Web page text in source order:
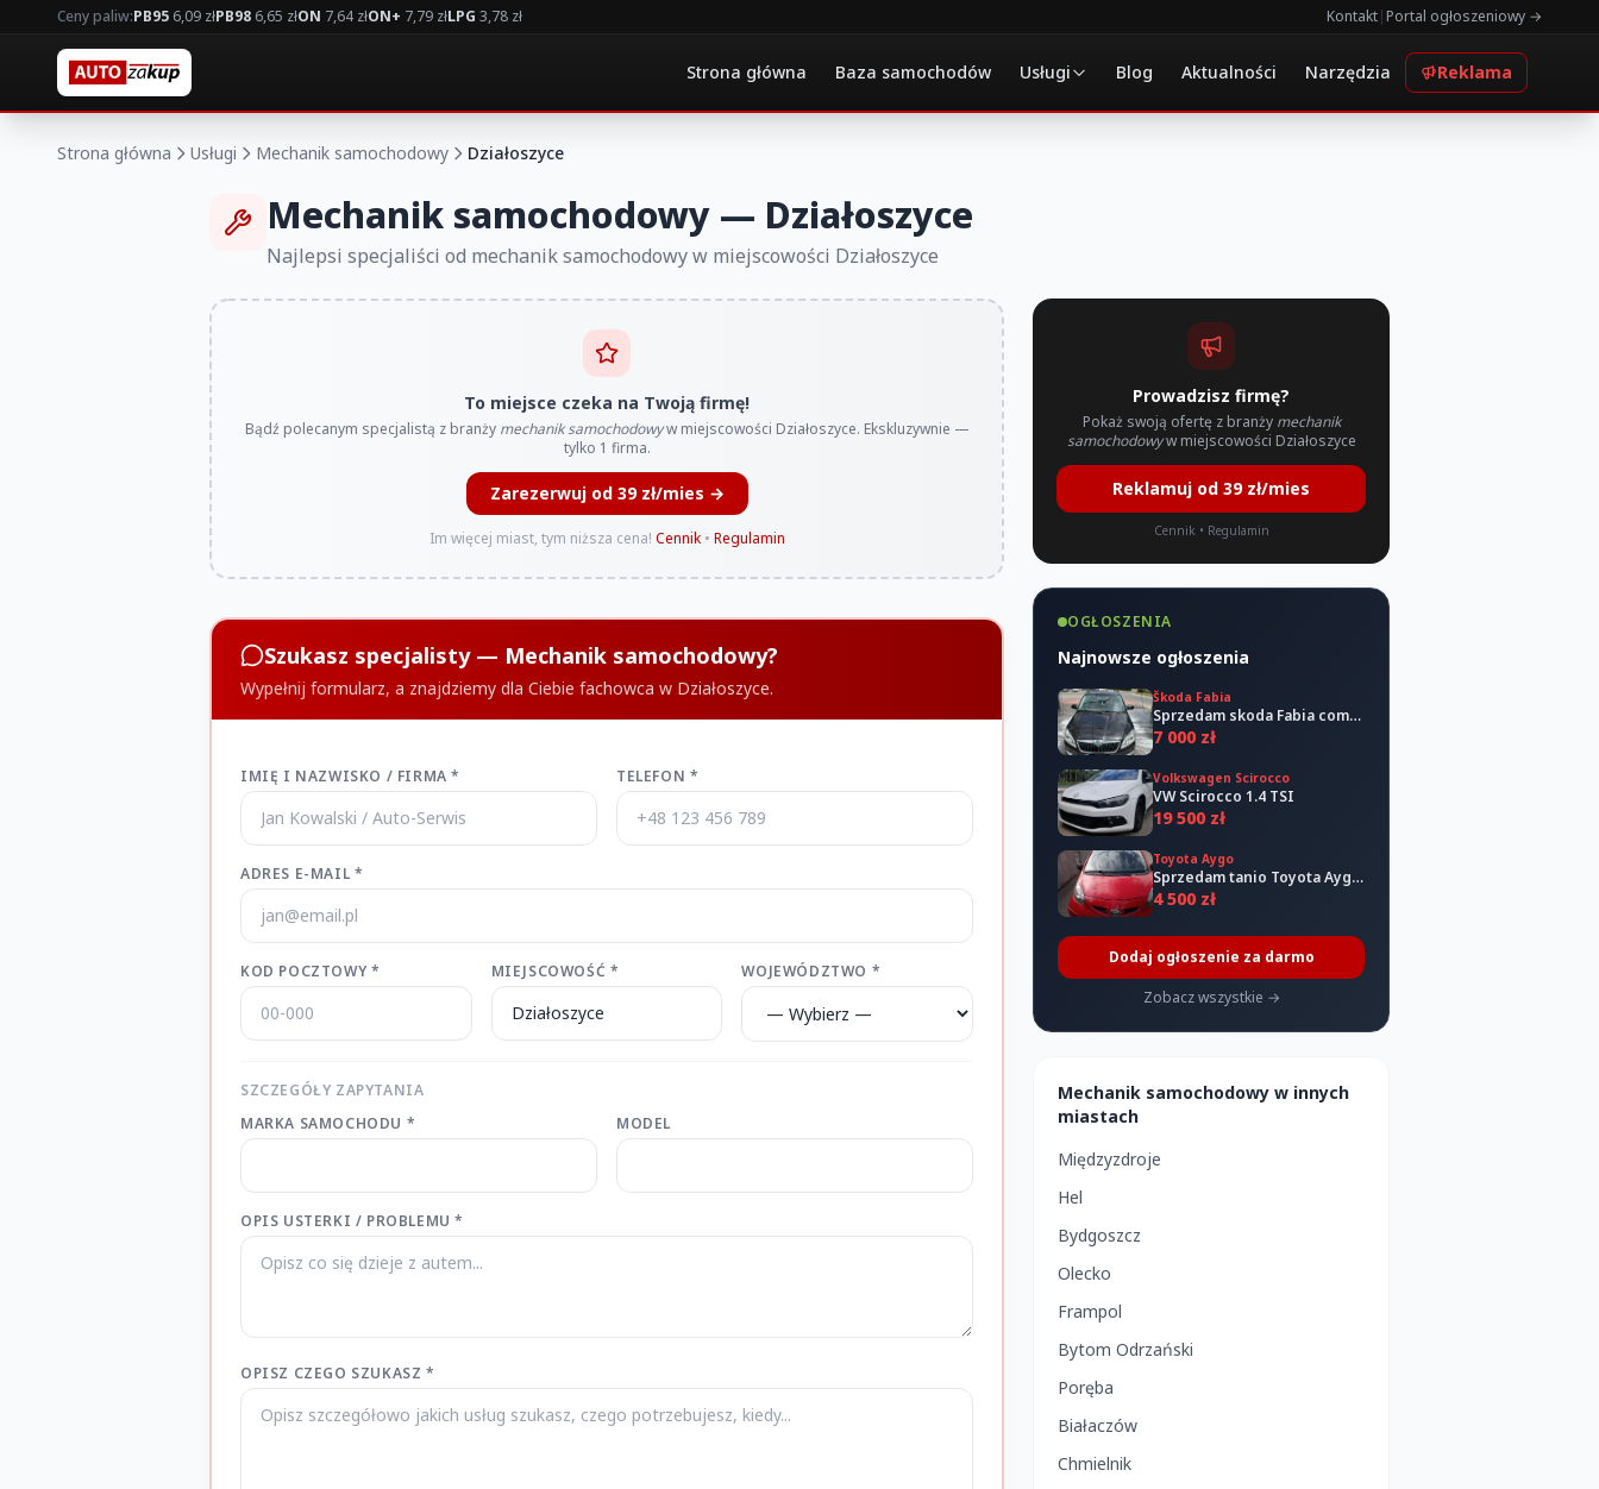
Ceny paliw:PB95 6,09 złPB98 6,65 złON 7,64 złON+ 7,79 złLPG 3,78 zł Kontakt| Portal ogłoszeniowy →
Strona główna Baza samochodów Usługi Blog Aktualności Narzędzia Reklama
Strona główna Usługi Mechanik samochodowy Działoszyce
Mechanik samochodowy — Działoszyce
Najlepsi specjaliści od mechanik samochodowy w miejscowości Działoszyce
To miejsce czeka na Twoją firmę!
Bądź polecanym specjalistą z branży mechanik samochodowyw miejscowości Działoszyce. Ekskluzywnie —
tylko 1 firma.
Zarezerwuj od 39 zł/mies →
Im więcej miast, tym niższa cena! Cennik• Regulamin
Szukasz specjalisty — Mechanik samochodowy?
Wypełnij formularz, a znajdziemy dla Ciebie fachowca w Działoszyce.
IMIĘ I NAZWISKO / FIRMA * TELEFON *
ADRES E-MAIL *
KOD POCZTOWY * MIEJSCOWOŚĆ * WOJEWÓDZTWO *
SZCZEGÓŁY ZAPYTANIA
MARKA SAMOCHODU *
MODEL
OPIS USTERKI / PROBLEMU *
OPISZ CZEGO SZUKASZ *
Prowadzisz firmę?
Pokaż swoją ofertę z branży mechanik
samochodowyw miejscowości Działoszyce
Reklamuj od 39 zł/mies
Cennik • Regulamin
OGŁOSZENIA
Najnowsze ogłoszenia
Škoda Fabia
Sprzedam skoda Fabia combi 2011
7 000 zł
Volkswagen Scirocco
VW Scirocco 1.4 TSI
19 500 zł
Toyota Aygo
Sprzedam tanio Toyota Aygo 2006
4 500 zł
Dodaj ogłoszenie za darmo
Zobacz wszystkie →
Mechanik samochodowy w innych
miastach
Międzyzdroje
Hel
Bydgoszcz
Olecko
Frampol
Bytom Odrzański
Poręba
Białaczów
Chmielnik